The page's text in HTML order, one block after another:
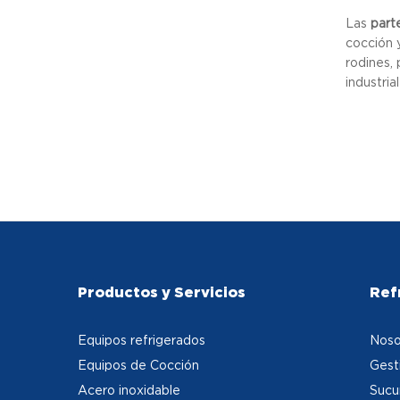
Las
cocción
rodines,
Productos y Servicios
Equipos refrigerados
Equipos de Cocción
Acero inoxidable